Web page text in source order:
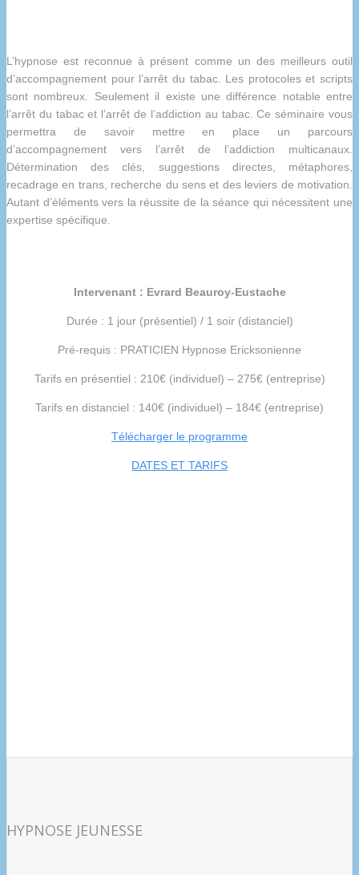
L’hypnose est reconnue à présent comme un des meilleurs outil
d’accompagnement pour l’arrêt du tabac. Les protocoles et scripts
sont nombreux. Seulement il existe une différence notable entre
l’arrêt du tabac et l’arrêt de l’addiction au tabac. Ce séminaire vous
permettra de savoir mettre en place un parcours
d’accompagnement vers l’arrêt de l’addiction multicanaux.
Détermination des clés, suggestions directes, métaphores,
recadrage en trans, recherche du sens et des leviers de motivation.
Autant d’éléments vers la réussite de la séance qui nécessitent une
expertise spécifique.
Intervenant : Evrard Beauroy-Eustache
Durée : 1 jour (présentiel) / 1 soir (distanciel)
Pré-requis : PRATICIEN Hypnose Ericksonienne
Tarifs en présentiel : 210€ (individuel) – 275€ (entreprise)
Tarifs en distanciel : 140€ (individuel) – 184€ (entreprise)
Télécharger le programme
DATES ET TARIFS
HYPNOSE JEUNESSE